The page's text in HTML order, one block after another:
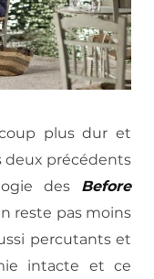
plus dur et
deux précédents
des Before
reste pas moins
percutants et
intacte et ce